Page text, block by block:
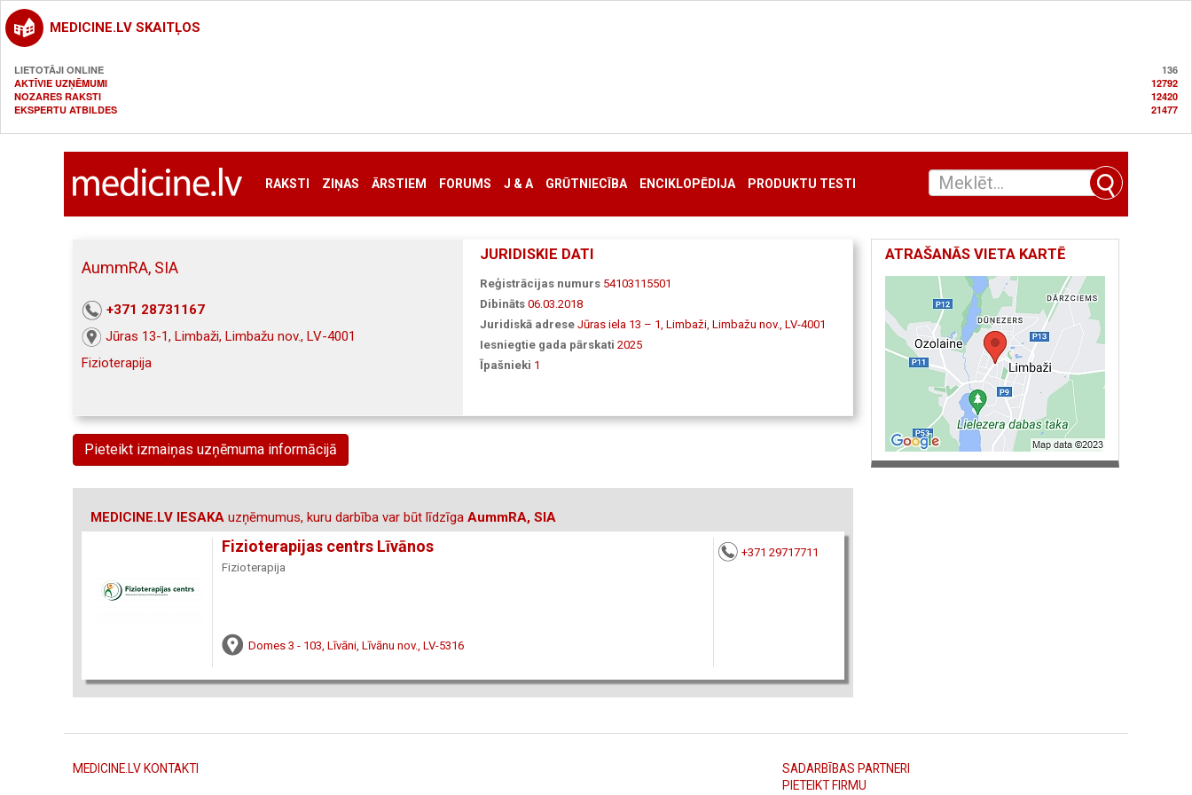
MEDICINE.LV SKAITĻOS
LIETOTĀJI ONLINE
136
AKTĪVIE UZŅĒMUMI
12792
NOZARES RAKSTI
12420
EKSPERTU ATBILDES
21477
RAKSTI ZIŅAS ĀRSTIEM FORUMS J & A GRŪTNIECĪBA ENCIKLOPĒDIJA PRODUKTU TESTI
AummRA, SIA
+371 28731167
Jūras 13-1, Limbaži, Limbažu nov., LV-4001
Fizioterapija
JURIDISKIE DATI
Reģistrācijas numurs 54103115501
Dibināts 06.03.2018
Juridiskā adrese Jūras iela 13 – 1, Limbaži, Limbažu nov., LV-4001
Iesniegtie gada pārskati 2025
Īpašnieki 1
Pieteikt izmaiņas uzņēmuma informācijā
MEDICINE.LV IESAKA uzņēmumus, kuru darbība var būt līdzīga AummRA, SIA
Fizioterapijas centrs Līvānos
Fizioterapija
Domes 3 - 103, Līvāni, Līvānu nov., LV-5316
+371 29717711
ATRAŠANĀS VIETA KARTĒ
MEDICINE.LV KONTAKTI
SADARBĪBAS PARTNERI
PIETEIKT FIRMU